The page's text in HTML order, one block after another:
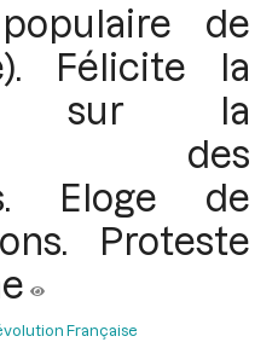
de
Félicite la
sur la
des
Eloge de
Proteste
Française